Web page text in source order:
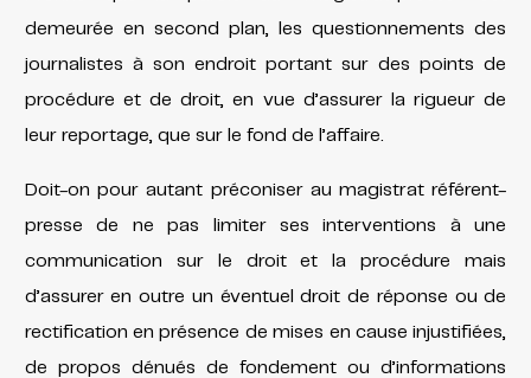
demeurée en second plan, les questionnements des
journalistes à son endroit portant sur des points de
procédure et de droit, en vue d’assurer la rigueur de
leur reportage, que sur le fond de l’affaire.
Doit-on pour autant préconiser au magistrat référent-
presse de ne pas limiter ses interventions à une
communication sur le droit et la procédure mais
d’assurer en outre un éventuel droit de réponse ou de
rectification en présence de mises en cause injustifiées,
de propos dénués de fondement ou d’informations